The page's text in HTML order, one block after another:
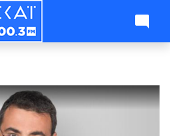
mode_comment